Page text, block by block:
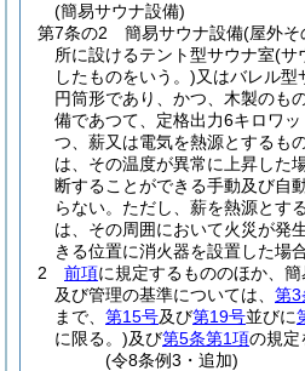
(簡易サウナ設備)
第7条の2
簡易サウナ設備(屋外そ
所に設けるテント型サウナ室(サ
したものをいう。)又はバレル型
円筒形であり、かつ、木製のも
備であつて、定格出力6キロワ
つ、薪又は電気を熱源とするも
は、その温度が異常に上昇した
断することができる手動及び自
らない。 ただし、薪を熱源とす
は、その周囲において火災が発
きる位置に消火器を設置した場
2
前項に規定するもののほか、
及び管理の基準については、 第3
まで、 第15号及び第19号並びに
に限る。)及び第5条第1項の規定
(令8条例3・追加)